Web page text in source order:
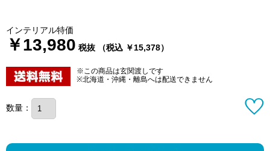
インテリアル特価
￥13,980 税抜 （税込 ￥15,378）
※この商品は玄関渡しです
※北海道・沖縄・離島へは配送できません
数量：